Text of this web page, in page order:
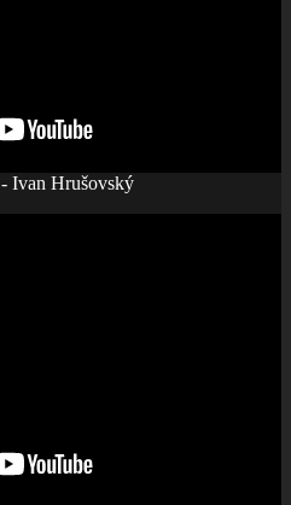
Ivan Hrušovský